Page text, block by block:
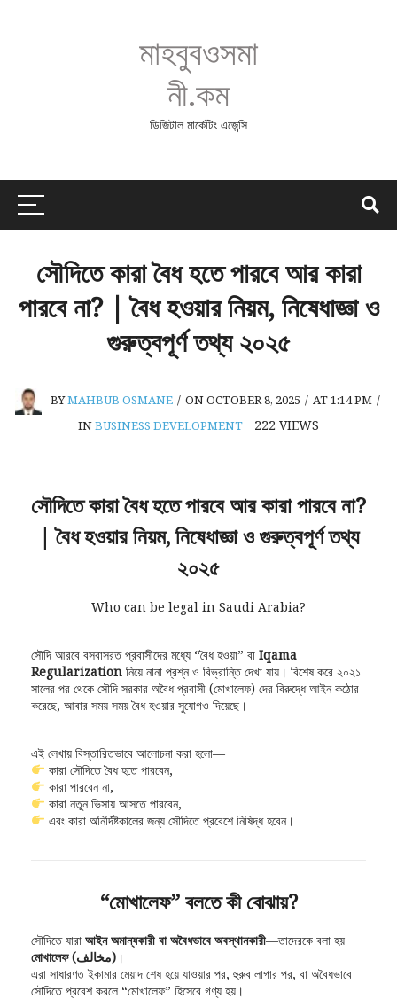
মাহবুবওসমা
নী.কম
ডিজিটাল মার্কেটিং এজেন্সি
সৌদিতে কারা বৈধ হতে পারবে আর কারা
পারবে না? | বৈধ হওয়ার নিয়ম, নিষেধাজ্ঞা ও
গুরুত্বপূর্ণ তথ্য ২০২৫
BYMAHBUB OSMANE / ON OCTOBER 8, 2025 / AT 1:14 PM /
INBUSINESS DEVELOPMENT 222 VIEWS
সৌদিতে কারা বৈধ হতে পারবে আর কারা পারবে না?
| বৈধ হওয়ার নিয়ম, নিষেধাজ্ঞা ও গুরুত্বপূর্ণ তথ্য
২০২৫
Who can be legal in Saudi Arabia?
সৌদি আরবে বসবাসরত প্রবাসীদের মধ্যে “বৈধ হওয়া” বা Iqama
Regularization নিয়ে নানা প্রশ্ন ও বিভ্রান্তি দেখা যায়। বিশেষ করে ২০২১
সালের পর থেকে সৌদি সরকার অবৈধ প্রবাসী (মোখালেফ) দের বিরুদ্ধে আইন কঠোর
করেছে, আবার সময় সময় বৈধ হওয়ার সুযোগও দিয়েছে।
এই লেখায় বিস্তারিতভাবে আলোচনা করা হলো—
কারা সৌদিতে বৈধ হতে পারবেন,
কারা পারবেন না,
কারা নতুন ভিসায় আসতে পারবেন,
এবং কারা অনির্দিষ্টকালের জন্য সৌদিতে প্রবেশে নিষিদ্ধ হবেন।
“মোখালেফ” বলতে কী বোঝায়?
সৌদিতে যারা আইন অমান্যকারী বা অবৈধভাবে অবস্থানকারী—তাদেরকে বলা হয়
মোখালেফ (مخالف) ।
এরা সাধারণত ইকামার মেয়াদ শেষ হয়ে যাওয়ার পর, হুরুব লাগার পর, বা অবৈধভাবে
সৌদিতে প্রবেশ করলে “মোখালেফ” হিসেবে গণ্য হয়।